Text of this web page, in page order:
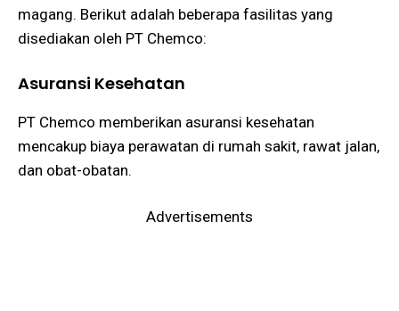
magang. Berikut adalah beberapa fasilitas yang
disediakan oleh PT Chemco:
Asuransi Kesehatan
PT Chemco memberikan asuransi kesehatan
mencakup biaya perawatan di rumah sakit, rawat jalan,
dan obat-obatan.
Advertisements